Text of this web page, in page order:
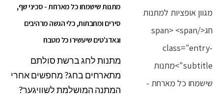
מתנות שישמחו כל מארחת - סכיני שף,
סירים ומחבתות, כלי הגשה מרהיבים
וגאדג'טים שיעשירו כל מטבח
מתנות לחג ברשת סולתם
מתארחים בחג? מחפשים אחרי
המתנה המושלמת לשוויגער?